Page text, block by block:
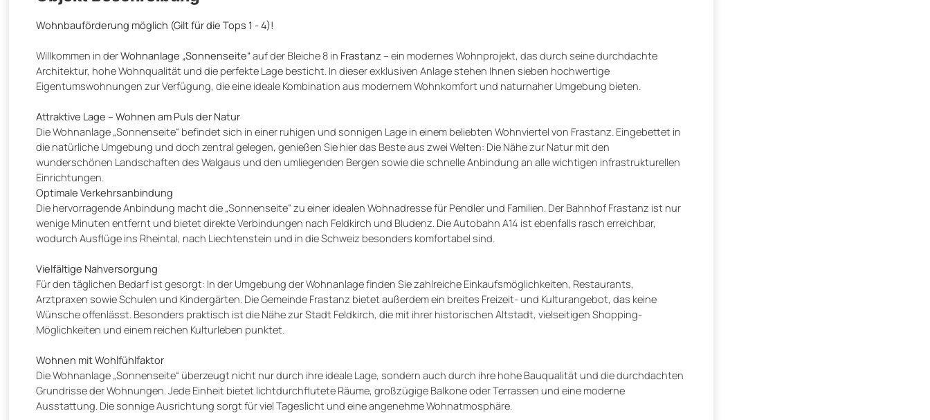
Wohnbauförderung möglich (Gilt für die Tops 1 - 4)!
Willkommen in derWohnanlage „Sonnenseite“auf der Bleiche 8 in Frastanz – ein modernes Wohnprojekt, das durch seine durchdachte
Architektur, hohe Wohnqualität und die perfekte Lage besticht. In dieser exklusiven Anlage stehen Ihnen sieben hochwertige
Eigentumswohnungen zur Verfügung, die eine ideale Kombination aus modernem Wohnkomfort und naturnaher Umgebung bieten.
Attraktive Lage – Wohnen am Puls der Natur
Die Wohnanlage „Sonnenseite“ befindet sich in einer ruhigen und sonnigen Lage in einem beliebten Wohnviertel von Frastanz. Eingebettet in
die natürliche Umgebung und doch zentral gelegen, genießen Sie hier das Beste aus zwei Welten: Die Nähe zur Natur mit den
wunderschönen Landschaften des Walgaus und den umliegenden Bergen sowie die schnelle Anbindung an alle wichtigen infrastrukturellen
Einrichtungen.
Optimale Verkehrsanbindung
Die hervorragende Anbindung macht die „Sonnenseite“ zu einer idealen Wohnadresse für Pendler und Familien. Der Bahnhof Frastanz ist nur
wenige Minuten entfernt und bietet direkte Verbindungen nach Feldkirch und Bludenz. Die Autobahn A14 ist ebenfalls rasch erreichbar,
wodurch Ausflüge ins Rheintal, nach Liechtenstein und in die Schweiz besonders komfortabel sind.
Vielfältige Nahversorgung
Für den täglichen Bedarf ist gesorgt: In der Umgebung der Wohnanlage finden Sie zahlreiche Einkaufsmöglichkeiten, Restaurants,
Arztpraxen sowie Schulen und Kindergärten. Die Gemeinde Frastanz bietet außerdem ein breites Freizeit- und Kulturangebot, das keine
Wünsche offenlässt. Besonders praktisch ist die Nähe zur Stadt Feldkirch, die mit ihrer historischen Altstadt, vielseitigen Shopping-
Möglichkeiten und einem reichen Kulturleben punktet.
Wohnen mit Wohlfühlfaktor
Die Wohnanlage „Sonnenseite“ überzeugt nicht nur durch ihre ideale Lage, sondern auch durch ihre hohe Bauqualität und die durchdachten
Grundrisse der Wohnungen. Jede Einheit bietet lichtdurchflutete Räume, großzügige Balkone oder Terrassen und eine moderne
Ausstattung. Die sonnige Ausrichtung sorgt für viel Tageslicht und eine angenehme Wohnatmosphäre.